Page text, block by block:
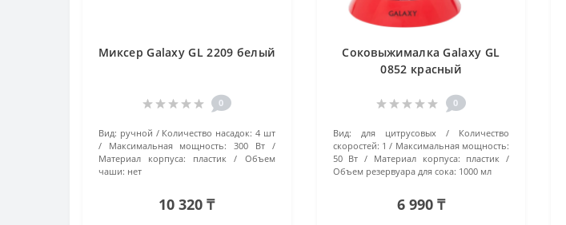
Миксер Galaxy GL 2209 белый
0
Вид: ручной Количество насадок: 4 шт
Максимальная мощность:
300 Вт
Материал корпуса:
пластик
Объем
чаши: нет
10 320 ₸
Соковыжималка Galaxy GL
0852 красный
0
Вид: для цитрусовых
Количество
скоростей: 1
Максимальная мощность:
50 Вт
Материал корпуса: пластик
Объем резервуара для сока: 1000 мл
6 990 ₸